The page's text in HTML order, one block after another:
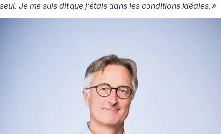
seul. Je me suis ditque j’étais dans les conditions idéales. »